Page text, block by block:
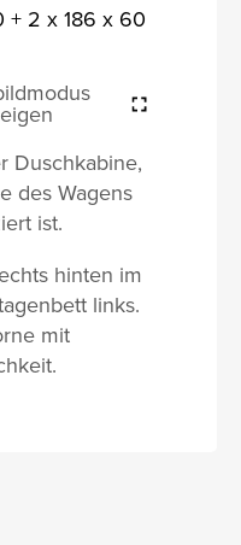
+ 2 x 186 x 60
Duschkabine,
des Wagens
ist.
hinten im
links.
mit